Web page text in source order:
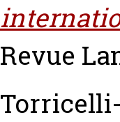
Revue